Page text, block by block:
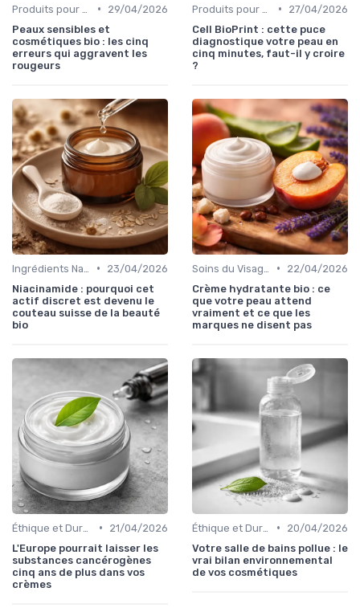
•
29/04/2026
Peaux sensibles et
cosmétiques bio : les cinq
erreurs qui aggravent les
rougeurs
•
27/04/2026
Cell BioPrint : cette puce
diagnostique votre peau en
cinq minutes, faut-il y croire
?
•
23/04/2026
Niacinamide : pourquoi cet
actif discret est devenu le
couteau suisse de la beauté
bio
•
22/04/2026
Crème hydratante bio : ce
que votre peau attend
vraiment et ce que les
marques ne disent pas
•
21/04/2026
L'Europe pourrait laisser les
substances cancérogènes
cinq ans de plus dans vos
crèmes
•
20/04/2026
Votre salle de bains pollue : le
vrai bilan environnemental
de vos cosmétiques